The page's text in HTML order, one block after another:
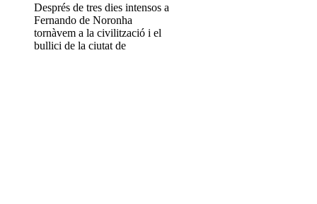
Després de tres dies intensos a
Fernando de Noronha
tornàvem a la civilització i el
bullici de la ciutat de